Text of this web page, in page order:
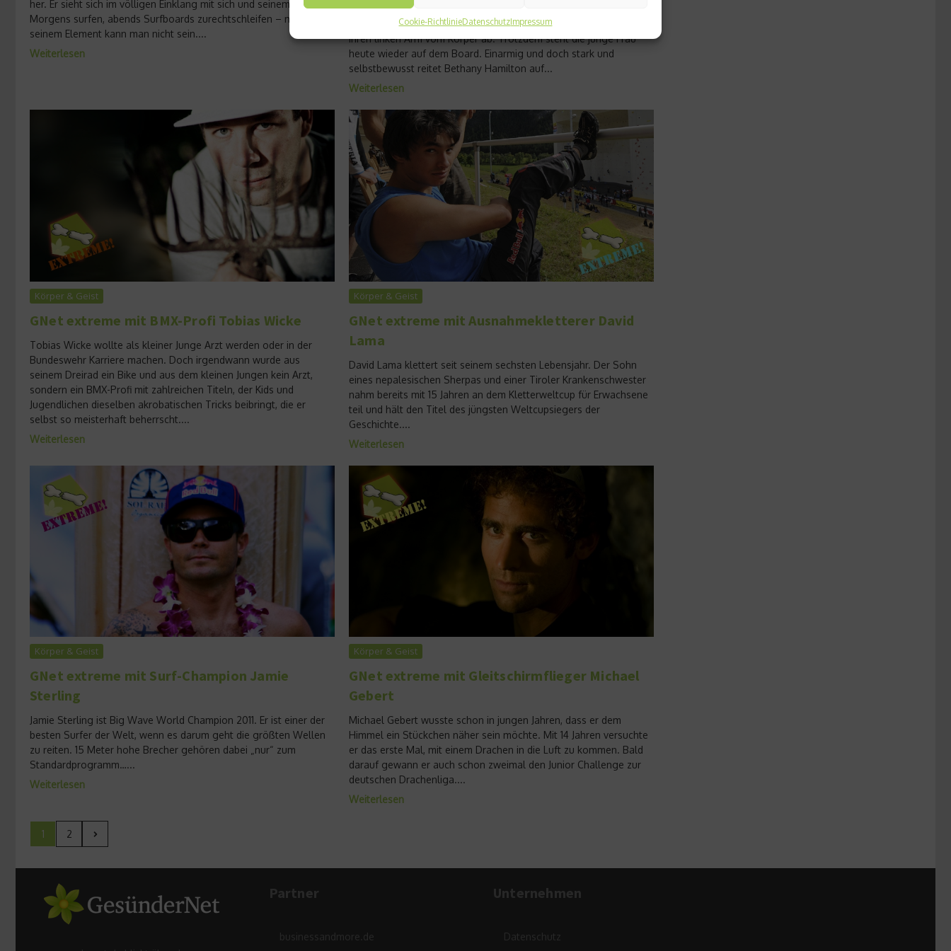
Cookie-RichtlinieDatenschutzImpressum
her. Er sieht sich im völligen Einklang mit sich und seinem Sport.
Morgens surfen, abends Surfboards zurechtschleifen – mehr in
seinem Element kann man nicht sein....
Weiterlesen
wurde im Alter von 13 Jahren von einem Tigerhai vom Brett
gerissen. Das Raubtier trennte mit seinen messerscharfen Zähnen
ihren linken Arm vom Körper ab. Trotzdem steht die junge Frau
heute wieder auf dem Board. Einarmig und doch stark und
selbstbewusst reitet Bethany Hamilton auf...
Weiterlesen
Körper & Geist
GNet extreme mit BMX-Profi Tobias Wicke
Tobias Wicke wollte als kleiner Junge Arzt werden oder in der
Bundeswehr Karriere machen. Doch irgendwann wurde aus
seinem Dreirad ein Bike und aus dem kleinen Jungen kein Arzt,
sondern ein BMX-Profi mit zahlreichen Titeln, der Kids und
Jugendlichen dieselben akrobatischen Tricks beibringt, die er
selbst so meisterhaft beherrscht....
Weiterlesen
Körper & Geist
GNet extreme mit Ausnahmekletterer David
Lama
David Lama klettert seit seinem sechsten Lebensjahr. Der Sohn
eines nepalesischen Sherpas und einer Tiroler Krankenschwester
nahm bereits mit 15 Jahren an dem Kletterweltcup für Erwachsene
teil und hält den Titel des jüngsten Weltcupsiegers der
Geschichte....
Weiterlesen
Körper & Geist
GNet extreme mit Surf-Champion Jamie
Sterling
Jamie Sterling ist Big Wave World Champion 2011. Er ist einer der
besten Surfer der Welt, wenn es darum geht die größten Wellen
zu reiten. 15 Meter hohe Brecher gehören dabei „nur“ zum
Standardprogramm…...
Weiterlesen
Körper & Geist
GNet extreme mit Gleitschirmflieger Michael
Gebert
Michael Gebert wusste schon in jungen Jahren, dass er dem
Himmel ein Stückchen näher sein möchte. Mit 14 Jahren versuchte
er das erste Mal, mit einem Drachen in die Luft zu kommen. Bald
darauf gewann er auch schon zweimal den Junior Challenge zur
deutschen Drachenliga....
Weiterlesen
1 2
Partner
businessandmore.de
Unternehmen
Datenschutz